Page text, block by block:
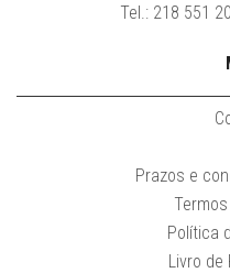
Tel.: 218 551
Prazos e
Política
Livro de